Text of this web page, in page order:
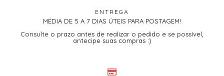
ENTREGA
MÉDIA DE 5 A 7 DIAS ÚTEIS PARA POSTAGEM!
Consulte o prazo antes de realizar o pedido e se possível,
antecipe suas compras :)